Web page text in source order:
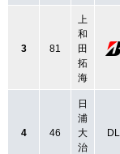
3 81
上
和
田
拓
海
4 46
日
浦
大
治
DL